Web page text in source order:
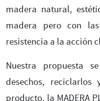
madera natural,
madera pero con
resistencia a la acción
Nuestra propuesta
desechos,
producto, la MADERA